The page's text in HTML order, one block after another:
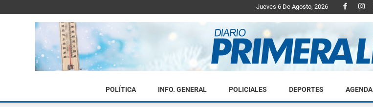
Jueves 6 De Agosto, 2026
Diario
POLÍTICA INFO. GENERAL POLICIALES DEPORTES AGENDA